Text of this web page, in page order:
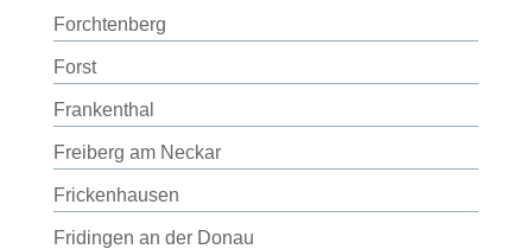
Forchtenberg
Forst
Frankenthal
Freiberg am Neckar
Frickenhausen
Fridingen an der Donau